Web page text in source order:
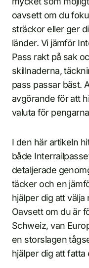
oavsett om du
sträckor eller ger
länder. Vi jämför
Pass rakt på sak
skillnaderna,
pass passar bäst.
avgörande för att
valuta för
I den här artikeln
både
detaljerade
täcker och en
hjälper dig att
Oavsett om du är
Schweiz, van
en storslagen
hjälper dig att